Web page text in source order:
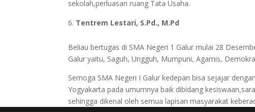
sekolah,perluasan ruang Tata Usaha.
Tentrem Lestari, S.Pd., M.Pd
Beliau bertugas di SMA Negeri 1 Galur mulai 28
Galur yaitu, Saguh, Ungguh, Mumpuni, Agamis,
Semoga SMA Negeri I Galur kedepan bisa sejajar
Yogyakarta pada umumnya baik dibidang
sehingga dikenal oleh semua lapisan masyarakat